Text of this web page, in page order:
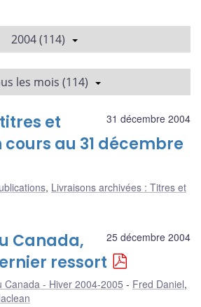
2004 (114)
les mois (114)
31 décembre 2004
et
au 31 décembre
, Livraisons archivées : Titres et
25 décembre 2004
Canada,
ressort
Canada - Hiver 2004-2005 Fred Daniel,